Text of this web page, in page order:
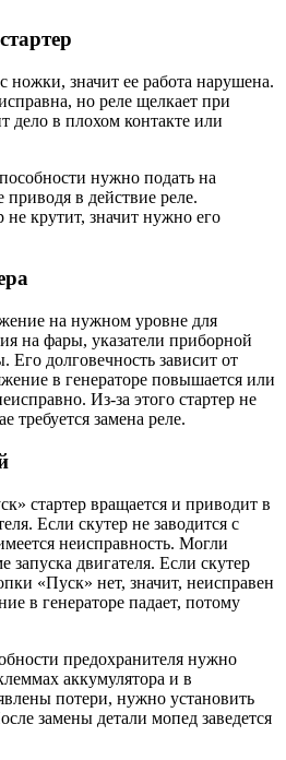
ножки, значит ее работа нарушена.
но реле щелкает при
дело в плохом контакте или
нужно подать на
в действие реле.
не крутит, значит нужно его
на нужном уровне для
на фары, указатели приборной
Его долговечность зависит от
в генераторе повышается или
Из-за этого стартер не
требуется замена реле.
стартер вращается и приводит в
Если скутер не заводится с
неисправность. Могли
запуска двигателя. Если скутер
«Пуск» нет, значит, неисправен
в генераторе падает, потому
предохранителя нужно
аккумулятора и в
потери, нужно установить
замены детали мопед заведется